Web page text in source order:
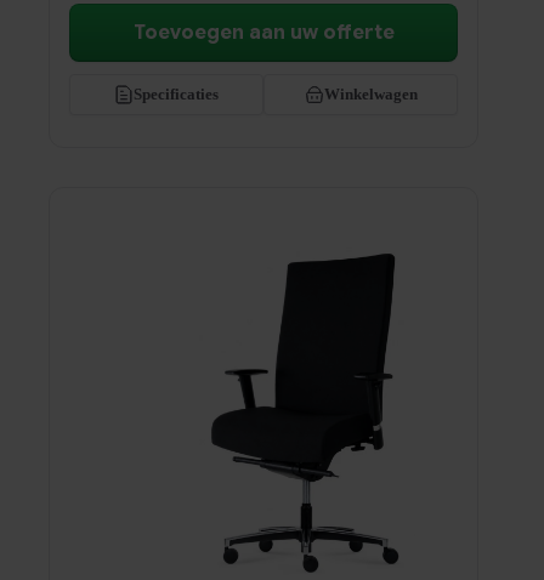
Specificaties Winkelwagen
Toevoegen aan uw offerte